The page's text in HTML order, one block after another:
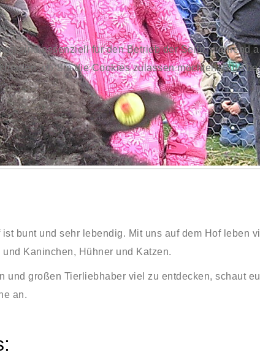
bunt und sehr lebendig. Mit uns auf dem Hof leben
Kaninchen, Hühner und Katzen.
und großen Tierliebhaber viel zu entdecken, schaut
an.
sind essenziell für den Betrieb der Seite, während
ob Sie die Cookies zulassen möchten. Bitte